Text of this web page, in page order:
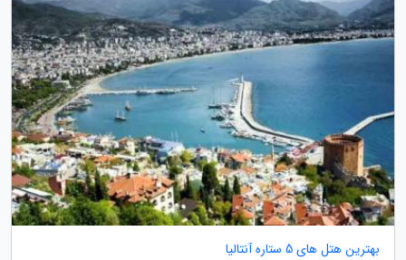
بهترین هتل های 5 ستاره آنتالیا